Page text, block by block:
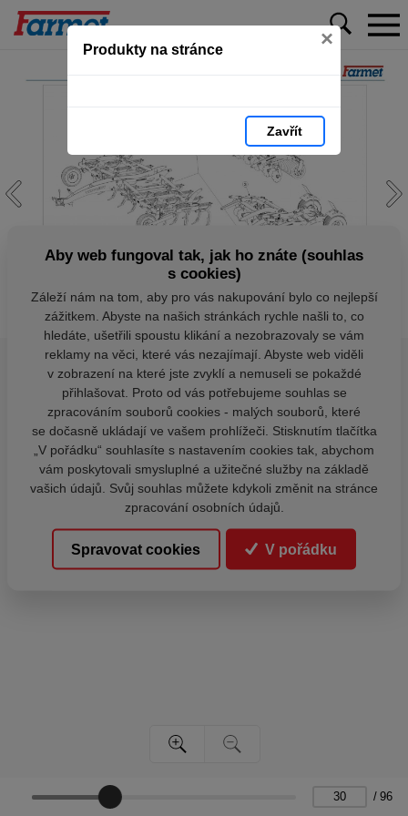
Produkty na stránce ×
Zavřít
/ 96
Aby web fungoval tak, jak ho znáte (souhlas
s cookies)
Záleží nám na tom, aby pro vás nakupování bylo co nejlepší
zážitkem. Abyste na našich stránkách rychle našli to, co
hledáte, ušetřili spoustu klikání a nezobrazovaly se vám
reklamy na věci, které vás nezajímají. Abyste web viděli
v zobrazení na které jste zvyklí a nemuseli se pokaždé
přihlašovat. Proto od vás potřebujeme souhlas se
zpracováním souborů cookies - malých souborů, které
se dočasně ukládají ve vašem prohlížeči. Stisknutím tlačítka
„V pořádku“ souhlasíte s nastavením cookies tak, abychom
vám poskytovali smysluplné a užitečné služby na základě
vašich údajů. Svůj souhlas můžete kdykoli změnit na stránce
zpracování osobních údajů.
Spravovat cookies V pořádku